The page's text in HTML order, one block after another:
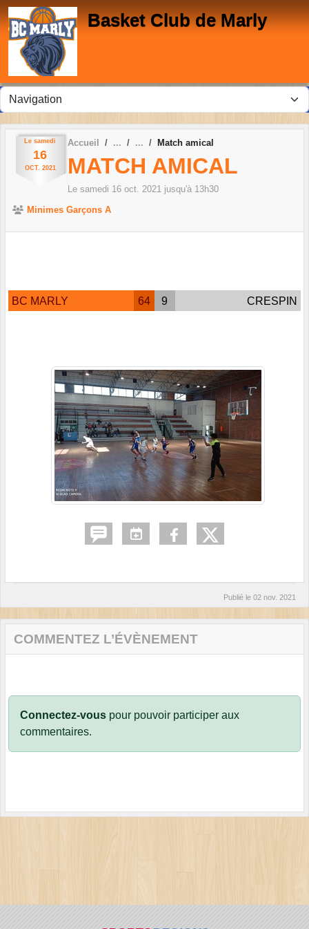
Basket Club de Marly
Le samedi
16
OCT. 2021
Accueil Match amical
MATCH AMICAL
Le samedi 16 oct. 2021 jusqu'à 13h30
Minimes Garçons A
BC MARLY 64 9 CRESPIN
Publié le 02 nov. 2021
COMMENTEZ L’ÉVÈNEMENT
Connectez-vous pour pouvoir participer aux
commentaires.
Panneau de gestion des cookies